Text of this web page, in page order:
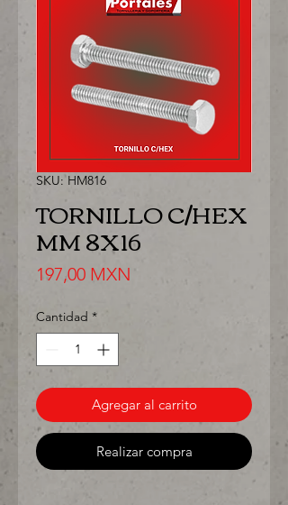
SKU: HM816
TORNILLO C/HEX
MM 8X16
197,00 MXN
Cantidad *
Agregar al carrito
Realizar compra